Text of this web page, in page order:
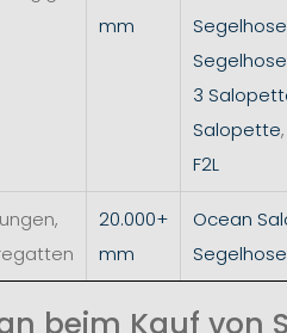
mm
Segelhose
3
Salopette
F2L
20.000+
mm
Ocean
Segelhose
beim Kauf von